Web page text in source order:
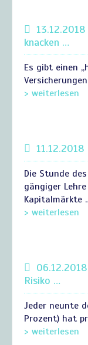
knacken …
Es gibt einen
> weiterlesen
Die Stunde
gängiger
Kapitalmärkte
> weiterlesen
Risiko …
Jeder neunte
Prozent) hat
> weiterlesen